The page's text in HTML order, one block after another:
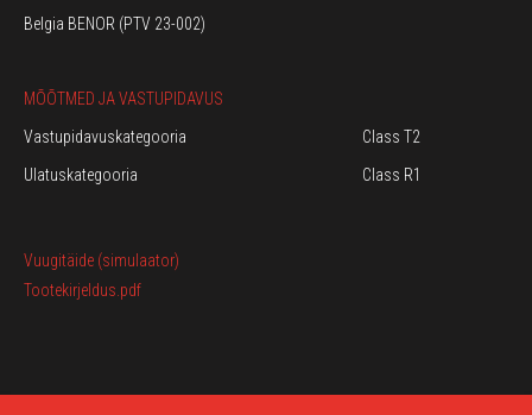
Belgia BENOR (PTV 23-002)
MÕÕTMED JA VASTUPIDAVUS
Vastupidavuskategooria
Class T2
Ulatuskategooria
Class R1
Vuugitäide (simulaator)
Tootekirjeldus.pdf